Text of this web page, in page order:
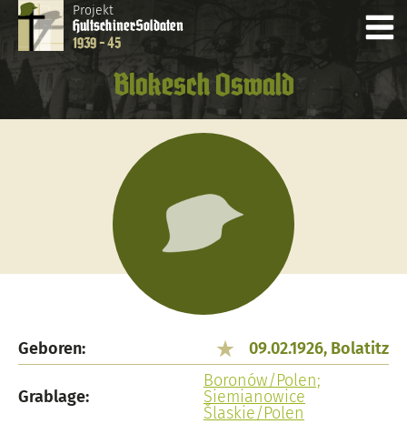
Projekt
HultschinerSoldaten
1939 - 45
Blokesch Oswald
Geboren: 09.02.1926, Bolatitz
Grablage:
Boronów/Polen;
Siemianowice
Šlaskie/Polen